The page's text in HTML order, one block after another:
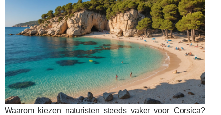
Waarom kiezen naturisten steeds vaker voor Corsica?